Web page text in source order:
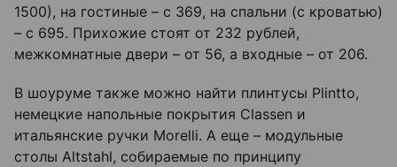
1500), на гостиные – с 369, на спальни (с кроватью)
– с 695. Прихожие стоят от 232 рублей,
межкомнатные двери – от 56, а входные – от 206.
В шоуруме также можно найти плинтусы Plintto,
немецкие напольные покрытия Classen и
итальянские ручки Morelli. А еще – модульные
столы Altstahl, собираемые по принципу